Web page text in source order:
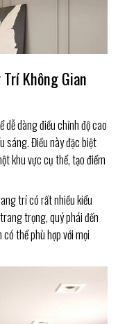
Không Gian
dễ dàng điều chỉnh độ cao
sáng. Điều này đặc biệt
khu vực cụ thể, tạo điểm
trí có rất nhiều kiểu
trọng, quý phái đến
thể phù hợp với mọi